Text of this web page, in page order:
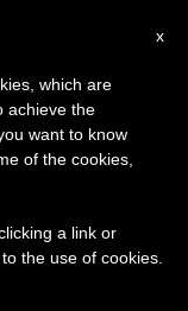
×
la pausa
de verano
el
x
which are
achieve the
want to know
of the cookies,
a link or
the use of cookies.